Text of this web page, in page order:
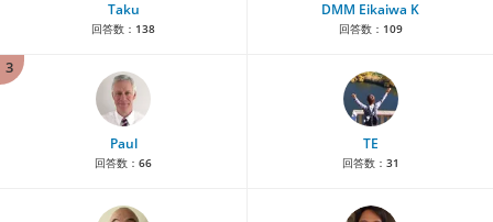
Taku
回答数： 138
DMM Eikaiwa K
回答数： 109
3
Paul
回答数： 66
TE
回答数： 31